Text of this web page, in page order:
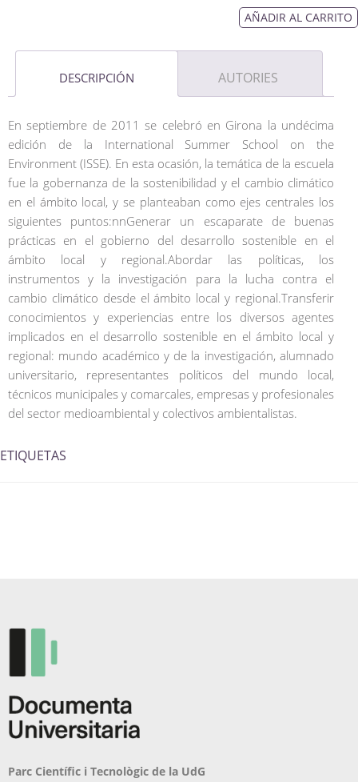
AÑADIR AL CARRITO
DESCRIPCIÓN AUTORIES
En septiembre de 2011 se celebró en Girona la undécima
edición de la International Summer School on the
Environment (ISSE). En esta ocasión, la temática de la escuela
fue la gobernanza de la sostenibilidad y el cambio climático
en el ámbito local, y se planteaban como ejes centrales los
siguientes puntos:nnGenerar un escaparate de buenas
prácticas en el gobierno del desarrollo sostenible en el
ámbito local y regional.Abordar las políticas, los
instrumentos y la investigación para la lucha contra el
cambio climático desde el ámbito local y regional.Transferir
conocimientos y experiencias entre los diversos agentes
implicados en el desarrollo sostenible en el ámbito local y
regional: mundo académico y de la investigación, alumnado
universitario, representantes políticos del mundo local,
técnicos municipales y comarcales, empresas y profesionales
del sector medioambiental y colectivos ambientalistas.
ETIQUETAS
Parc Científic i Tecnològic de la UdG